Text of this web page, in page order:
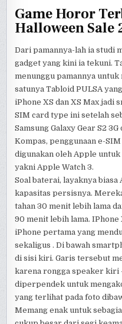
Game Horor
Halloween Sale
Dari pamannya-lah ia studi
gadget yang kini ia tekuni.
menunggu pamannya
satunya Tabloid PULSA
iPhone XS dan XS Max jadi
SIM card type ini setelah
Samsung Galaxy Gear S2
Kompas, penggunaan e-
digunakan oleh Apple
yakni Apple Watch 3.
Soal baterai, layaknya
kapasitas persisnya.
tahan 30 menit lebih lama
90 menit lebih lama. IPhone
iPhone pertama yang
sekaligus . Di bawah
di sisi kiri. Garis tersebut
karena rongga speaker kiri
diperpendek untuk
yang terlihat pada foto
Memang enak untuk